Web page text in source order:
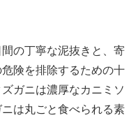
の丁寧な泥抜きと、寄
険を排除するための十
ガニは濃厚なカニミソ
は丸ごと食べられる素